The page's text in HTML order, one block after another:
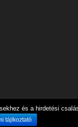
és a hirdetési
tájlkoztató